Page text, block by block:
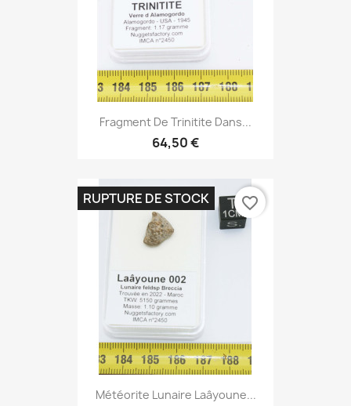
Fragment De Trinitite Dans...
64,50 €
Météorite Lunaire Laâyoune...
RUPTURE DE STOCK favorite_border